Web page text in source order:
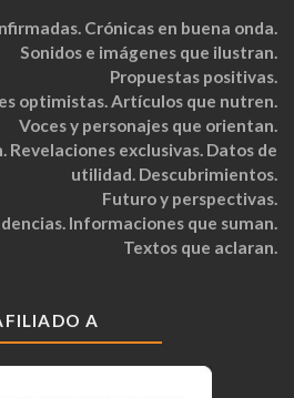
Crónicas en buena onda.
Sonidos e imágenes que ilustran.
Propuestas positivas.
optimistas. Artículos que nutren.
Voces y personajes que orientan.
Revelaciones exclusivas. Datos de
utilidad. Descubrimientos.
Futuro y perspectivas.
Informaciones que suman.
Textos que aclaran.
A